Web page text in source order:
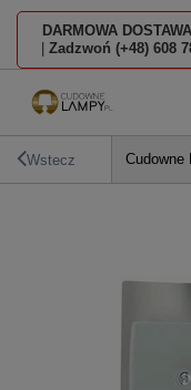
DARMOWA
Zadzwoń (+48) 608
Wstecz Cudowne